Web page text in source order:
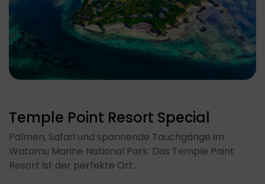
Temple Point Resort Special
Palmen, Safari und spannende Tauchgänge im
Watamu Marine National Park: Das Temple Point
Resort ist der perfekte Ort…